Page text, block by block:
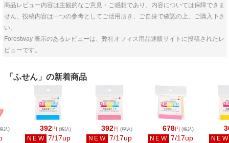
商品レビュー内容は主観的なご意見・ご感想であり、内容については保障できま
せん。投稿内容は一つの参考としてご活用頂き、ご自身で確認の上、ご購入下さ
い。
Forestway 表示のあるレビューは、弊社オフィス用品通販サイトに投稿されたレ
ビューです。
「ふせん」の新着商品
392円 (税込)
NEW 7/17up
392円 (税込)
NEW 7/17up
678円 (税込)
NEW 7/17up
NEW
込)